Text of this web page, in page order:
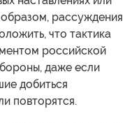
рассуждения
что тактика
российской
даже если
добиться
повторятся.